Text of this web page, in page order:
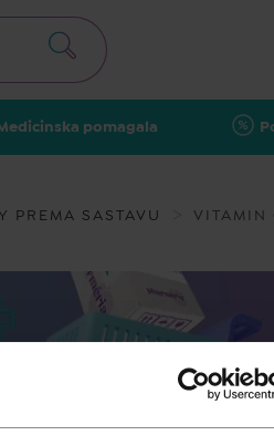
pomagala
PREMA SASTAVU VITAMIN